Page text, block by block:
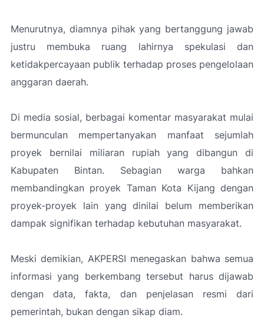
Menurutnya, diamnya pihak yang bertanggung jawab
justru membuka ruang lahirnya spekulasi dan
ketidakpercayaan publik terhadap proses pengelolaan
anggaran daerah.
Di media sosial, berbagai komentar masyarakat mulai
bermunculan mempertanyakan manfaat sejumlah
proyek bernilai miliaran rupiah yang dibangun di
Kabupaten Bintan. Sebagian warga bahkan
membandingkan proyek Taman Kota Kijang dengan
proyek-proyek lain yang dinilai belum memberikan
dampak signifikan terhadap kebutuhan masyarakat.
Meski demikian, AKPERSI menegaskan bahwa semua
informasi yang berkembang tersebut harus dijawab
dengan data, fakta, dan penjelasan resmi dari
pemerintah, bukan dengan sikap diam.